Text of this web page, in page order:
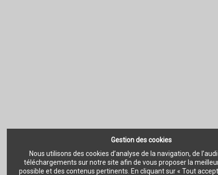
Gestion des cookies
Nous utilisons des cookies d’analyse de la navigation, de
téléchargements sur notre site afin de vous proposer la
possible et des contenus pertinents. En cliquant sur « Tout